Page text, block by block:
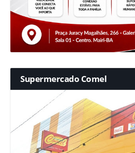
Supermercado Comel